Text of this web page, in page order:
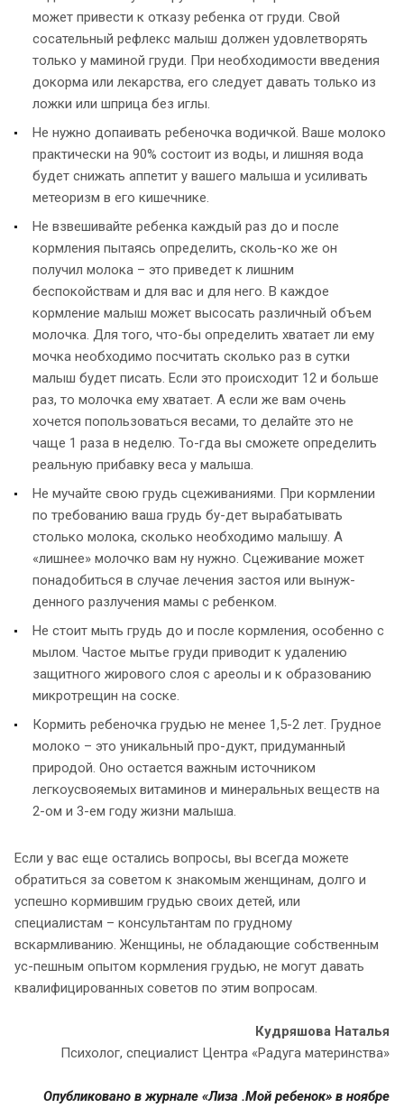
может привести к отказу ребенка от груди. Свой
сосательный рефлекс малыш должен удовлетворять
только у маминой груди. При необходимости введения
докорма или лекарства, его следует давать только из
ложки или шприца без иглы.
Не нужно допаивать ребеночка водичкой. Ваше молоко
практически на 90% состоит из воды, и лишняя вода
будет снижать аппетит у вашего малыша и усиливать
метеоризм в его кишечнике.
Не взвешивайте ребенка каждый раз до и после
кормления пытаясь определить, сколь-ко же он
получил молока – это приведет к лишним
беспокойствам и для вас и для него. В каждое
кормление малыш может высосать различный объем
молочка. Для того, что-бы определить хватает ли ему
мочка необходимо посчитать сколько раз в сутки
малыш будет писать. Если это происходит 12 и больше
раз, то молочка ему хватает. А если же вам очень
хочется попользоваться весами, то делайте это не
чаще 1 раза в неделю. То-гда вы сможете определить
реальную прибавку веса у малыша.
Не мучайте свою грудь сцеживаниями. При кормлении
по требованию ваша грудь бу-дет вырабатывать
столько молока, сколько необходимо малышу. А
«лишнее» молочко вам ну нужно. Сцеживание может
понадобиться в случае лечения застоя или вынуж-
денного разлучения мамы с ребенком.
Не стоит мыть грудь до и после кормления, особенно с
мылом. Частое мытье груди приводит к удалению
защитного жирового слоя с ареолы и к образованию
микротрещин на соске.
Кормить ребеночка грудью не менее 1,5-2 лет. Грудное
молоко – это уникальный про-дукт, придуманный
природой. Оно остается важным источником
легкоусвояемых витаминов и минеральных веществ на
2-ом и 3-ем году жизни малыша.
Если у вас еще остались вопросы, вы всегда можете
обратиться за советом к знакомым женщинам, долго и
успешно кормившим грудью своих детей, или
специалистам – консультантам по грудному
вскармливанию. Женщины, не обладающие собственным
ус-пешным опытом кормления грудью, не могут давать
квалифицированных советов по этим вопросам.
Кудряшова Наталья
Психолог, специалист Центра «Радуга материнства»
Опубликовано в журнале «Лиза .Мой ребенок» в ноябре